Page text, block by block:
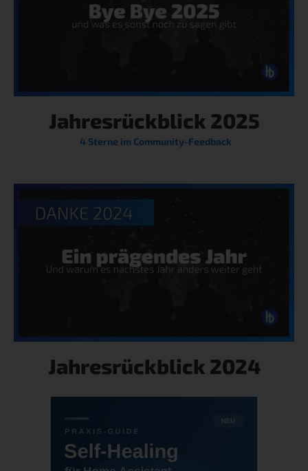
Jahresrückblick 2025
4 Sterne im Community-Feedback
Jahresrückblick 2024